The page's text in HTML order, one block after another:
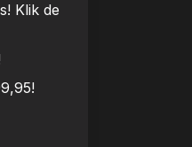
Klik de